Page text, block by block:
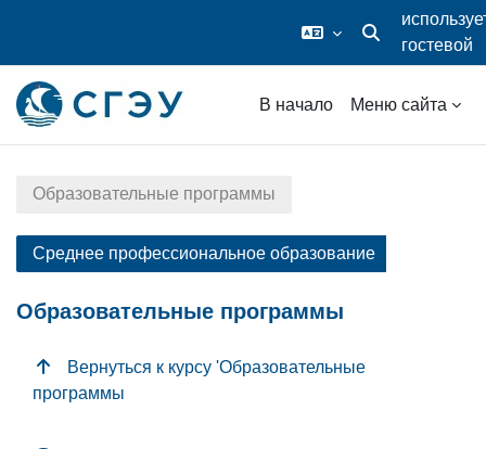
Изменитьгостевой
доступ
В начало
Меню сайта
Образовательные программы
Среднее профессиональное образование
Образовательные программы
Вернуться к курсу 'Образовательные
программы